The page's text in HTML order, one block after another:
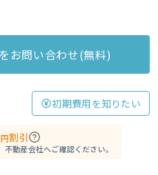
お問い合わせ(無料)
初期費用を知りたい
割引
動産会社へご確認ください。